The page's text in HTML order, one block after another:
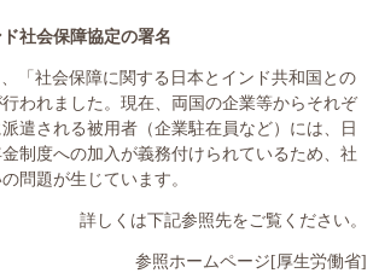
社会保障協定の署名
、「社会保障に関する日本とインド共和国との
われました。現在、両国の企業等からそれぞ
遣される被用者（企業駐在員など）には、日
制度への加入が義務付けられているため、社
問題が生じています。
詳しくは下記参照先をご覧ください。
参照ホームページ [厚生労働省]
お問い合わせ
プライバシーポリシー